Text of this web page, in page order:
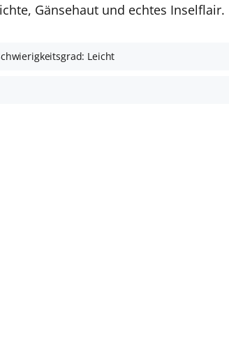
Gänsehaut und echtes Inselflair.
Leicht